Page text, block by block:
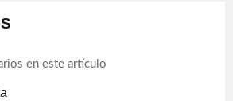
en este artículo